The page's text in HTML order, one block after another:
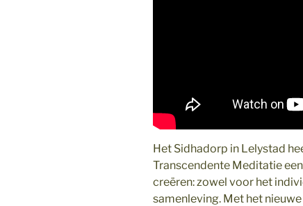
Het Sidhadorp in Lelystad
Transcendente Meditatie
creëren: zowel voor het
samenleving. Met het